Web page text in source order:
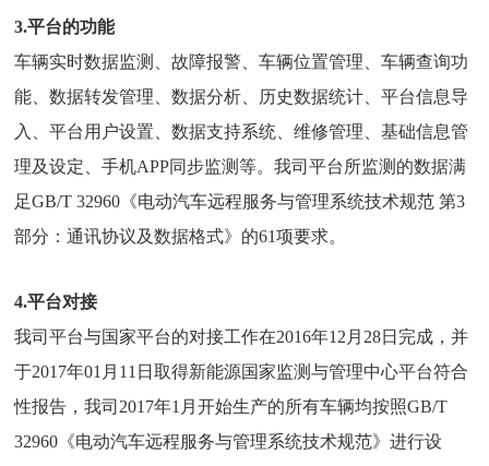
3.平台的功能
车辆实时数据监测、故障报警、车辆位置管理、车辆查询功
能、数据转发管理、数据分析、历史数据统计、平台信息导
入、平台用户设置、数据支持系统、维修管理、基础信息管
理及设定、手机APP同步监测等。我司平台所监测的数据满
足GB/T 32960《电动汽车远程服务与管理系统技术规范 第3
部分：通讯协议及数据格式》的61项要求。
4.平台对接
我司平台与国家平台的对接工作在2016年12月28日完成，并
于2017年01月11日取得新能源国家监测与管理中心平台符合
性报告，我司2017年1月开始生产的所有车辆均按照GB/T
32960《电动汽车远程服务与管理系统技术规范》进行设